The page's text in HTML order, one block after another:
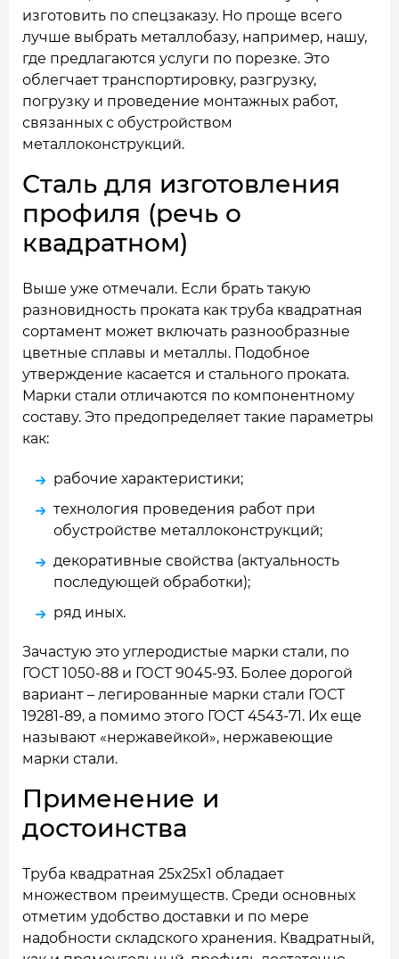
изготовить по спецзаказу. Но проще всего
лучше выбрать металлобазу, например, нашу,
где предлагаются услуги по порезке. Это
облегчает транспортировку, разгрузку,
погрузку и проведение монтажных работ,
связанных с обустройством
металлоконструкций.
Сталь для изготовления
профиля (речь о
квадратном)
Выше уже отмечали. Если брать такую
разновидность проката как труба квадратная
сортамент может включать разнообразные
цветные сплавы и металлы. Подобное
утверждение касается и стального проката.
Марки стали отличаются по компонентному
составу. Это предопределяет такие параметры
как:
рабочие характеристики;
технология проведения работ при
обустройстве металлоконструкций;
декоративные свойства (актуальность
последующей обработки);
ряд иных.
Зачастую это углеродистые марки стали, по
ГОСТ 1050-88 и ГОСТ 9045-93. Более дорогой
вариант – легированные марки стали ГОСТ
19281-89, а помимо этого ГОСТ 4543-71. Их еще
называют «нержавейкой», нержавеющие
марки стали.
Применение и
достоинства
Труба квадратная 25x25x1 обладает
множеством преимуществ. Среди основных
отметим удобство доставки и по мере
надобности складского хранения. Квадратный,